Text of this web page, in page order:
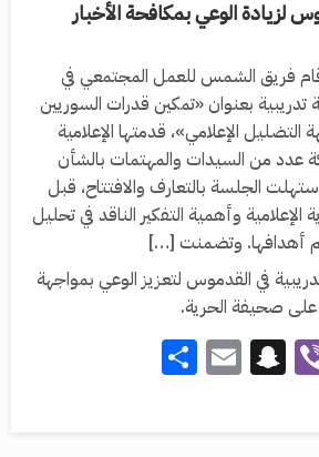
لزيادة الوعي بمكافحة الأخبار
فريق الشمس للعمل المجتمعي في
بعنوان «تمكين قدرات السوريين
الإعلامي»، قدمتها الإعلامية
عدد من السيدات والمهتمات بالشأن
الجلسة بالتعارف والافتتاح، قبل
الإعلامية وأهمية التفكير الناقد في تحليل
أهدافها. وتضمنت […]
في القدموس لتعزيز الوعي بمواجهة
على صحيفة الحرية.
Viber
Snapchat
Email